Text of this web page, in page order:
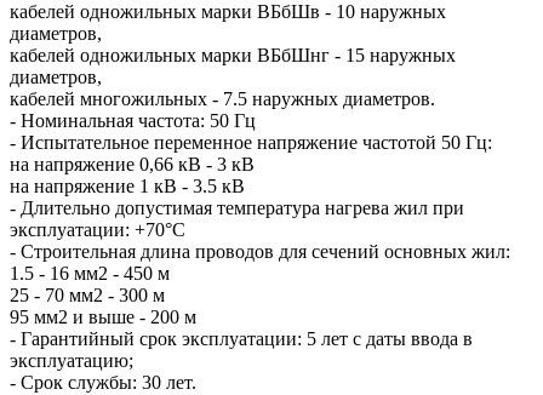
кабелей одножильных марки ВБбШв - 10 наружных
диаметров,
кабелей одножильных марки ВБбШнг - 15 наружных
диаметров,
кабелей многожильных - 7.5 наружных диаметров.
- Номинальная частота: 50 Гц
- Испытательное переменное напряжение частотой 50 Гц:
на напряжение 0,66 кВ - 3 кВ
на напряжение 1 кВ - 3.5 кВ
- Длительно допустимая температура нагрева жил при
эксплуатации: +70°С
- Строительная длина проводов для сечений основных жил:
1.5 - 16 мм2 - 450 м
25 - 70 мм2 - 300 м
95 мм2 и выше - 200 м
- Гарантийный срок эксплуатации: 5 лет с даты ввода в
эксплуатацию;
- Срок службы: 30 лет.